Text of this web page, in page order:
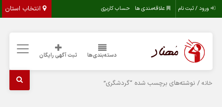
انتخاب استان ورود / ثبت نام علاقه‌مندی ها حساب کاربری
دسته‌بندی‌ها ثبت آگهی رایگان
خانه / نوشته‌های برچسب شده “گردشگری”